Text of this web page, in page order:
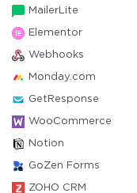
MailerLite
Elementor
Webhooks
Monday.com
GetResponse
WooCommerce
Notion
GoZen Forms
ZOHO CRM